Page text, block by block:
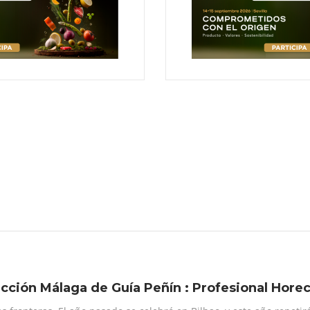
Málaga de Guía Peñín : Profesional